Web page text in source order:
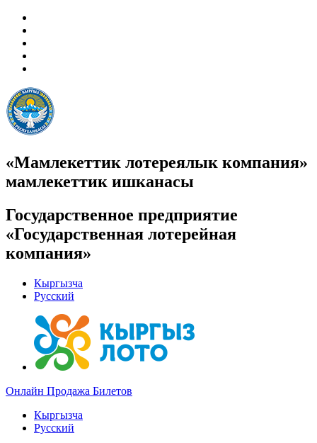
«Мамлекеттик лотереялык компания»
мамлекеттик ишканасы
Государственное предприятие
«Государственная лотерейная
компания»
Кыргызча
Русский
Онлайн Продажа Билетов
Кыргызча
Русский